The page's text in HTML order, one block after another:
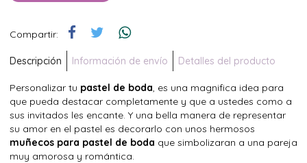
Compartir:
Descripción Información de envío Detalles del producto
Personalizar tu pastel de boda, es una magnifica idea para
que pueda destacar completamente y que a ustedes como a
sus invitados les encante. Y una bella manera de representar
su amor en el pastel es decorarlo con unos hermosos
muñecos para pastel de boda que simbolizaran a una pareja
muy amorosa y romántica.